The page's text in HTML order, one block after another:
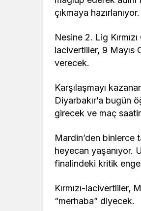
çıkmaya hazırlanıyor.
Nesine 2. Lig
lacivertliler, 9 Mayıs
verecek.
Karşılaşmayı
Diyarbakır’a bugün
girecek ve maç
Mardin’den binlerce
heyecan yaşanıyor.
finalindeki kritik
Kırmızı-lacivertliler,
“merhaba” diyecek.